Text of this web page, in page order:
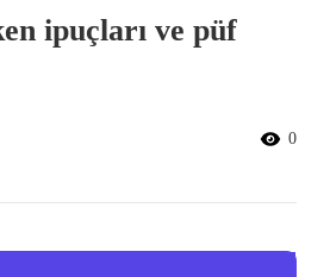
ipuçları ve püf
0